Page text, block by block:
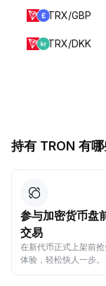
TRX/GBP
TRX/DKK
持有 TRON 有哪
参与加密货币盘
交易
在新代币正式上架前
体验，轻松快人一步。